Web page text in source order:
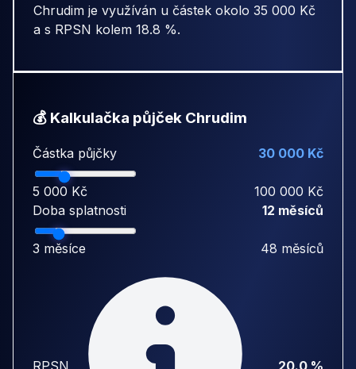
Chrudim je využíván u částek okolo 35 000 Kč
a s RPSN kolem 18.8 %.
💰 Kalkulačka půjček Chrudim
Částka půjčky 30 000 Kč
5 000 Kč
100 000 Kč
Doba splatnosti
12 měsíců
3 měsíce 48 měsíců